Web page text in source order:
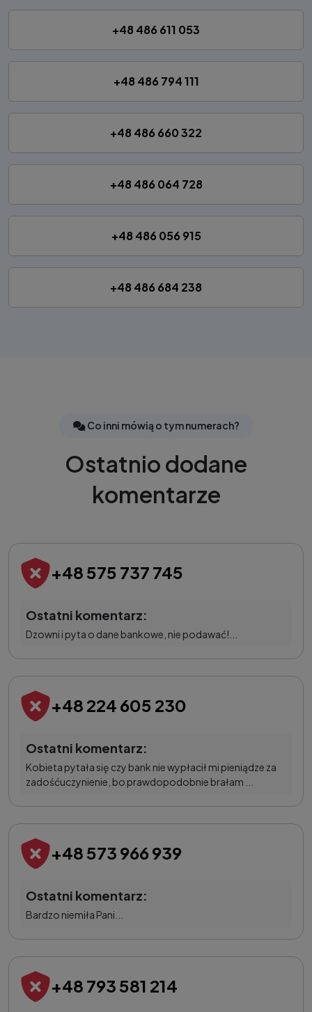
+48 486 611 053
+48 486 794 111
+48 486 660 322
+48 486 064 728
+48 486 056 915
+48 486 684 238
Co inni mówią o tym numerach?
Ostatnio dodane
komentarze
+48 575 737 745
Ostatni komentarz:
Dzowni i pyta o dane bankowe, nie podawać!...
+48 224 605 230
Ostatni komentarz:
Kobieta pytała się czy bank nie wypłacił mi pieniądze za
zadośćuczynienie, bo prawdopodobnie brałam ...
+48 573 966 939
Ostatni komentarz:
Bardzo niemiła Pani...
+48 793 581 214